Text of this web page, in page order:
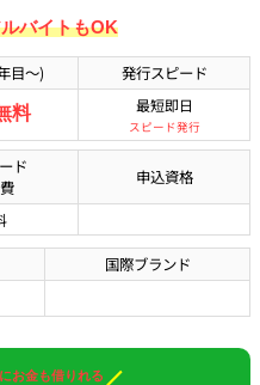
バイトもOK
目～) 発行スピード
料 最短即日
スピード発行
ド
申込資格
国際ブランド
お金も借りれる